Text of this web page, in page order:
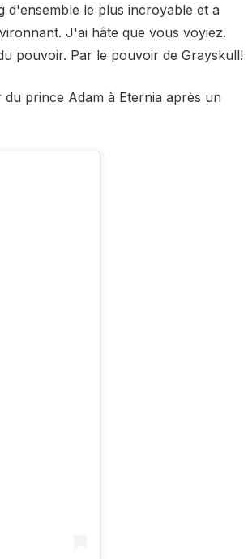
d'ensemble le plus incroyable et a
J'ai hâte que vous voyiez.
pouvoir. Par le pouvoir de Grayskull!
prince Adam à Eternia après un